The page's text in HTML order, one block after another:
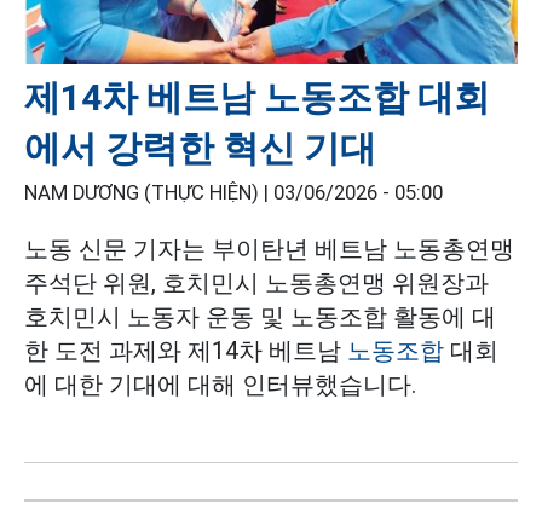
제14차 베트남 노동조합 대회
에서 강력한 혁신 기대
NAM DƯƠNG (THỰC HIỆN) | 03/06/2026 - 05:00
노동 신문 기자는 부이탄년 베트남 노동총연맹
주석단 위원, 호치민시 노동총연맹 위원장과
호치민시 노동자 운동 및 노동조합 활동에 대
한 도전 과제와 제14차 베트남 노동조합 대회
에 대한 기대에 대해 인터뷰했습니다.